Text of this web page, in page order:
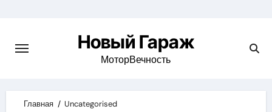
content
Новый Гараж
МоторВечность
Главная
Uncategorised